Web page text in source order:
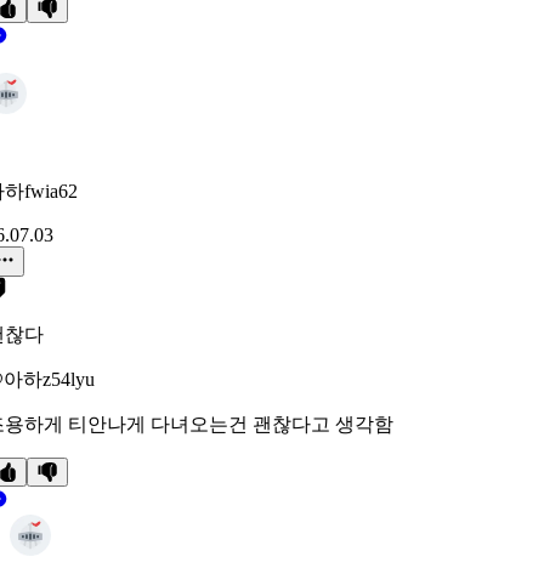
하fwia62
찮다
아하z54lyu
용하게 티안나게 다녀오는건 괜찮다고 생각함